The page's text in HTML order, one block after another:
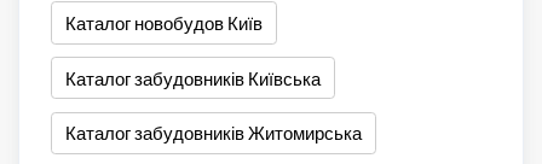
Каталог новобудов Київ
Каталог забудовників Київська
Каталог забудовників Житомирська